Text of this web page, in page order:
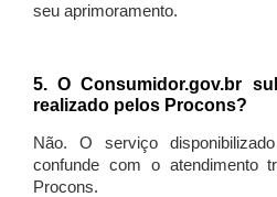
seu aprimoramento.
5. O Consumidor.gov.br
realizado pelos Procons?
Não. O serviço
confunde com o atendimento
Procons.